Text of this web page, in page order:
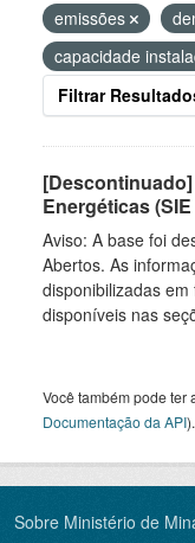
emissões
capacidade
Filtrar
Energéticas
Aviso: A base foi
Abertos. As
disponibilizadas
disponíveis nas
Você também pode ter
Documentação da API).
Sobre Ministério de